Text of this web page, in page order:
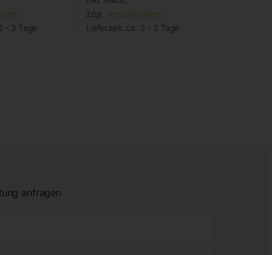
- 3 Tage
zzgl. Versandkosten
Lieferzeit: ca. 2 - 3 Tage
anfragen